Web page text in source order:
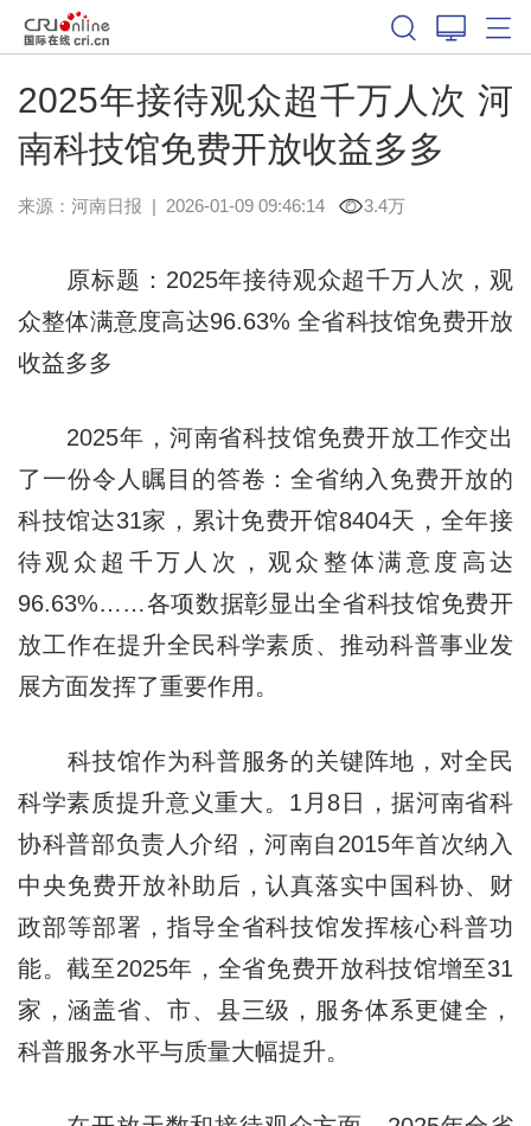
2025年接待观众超千万人次 河
南科技馆免费开放收益多多
来源： 河南日报 | 2026-01-09 09:46:14 3.4万
原标题：2025年接待观众超千万人次，观
众整体满意度高达96.63% 全省科技馆免费开放
收益多多
2025年，河南省科技馆免费开放工作交出
了一份令人瞩目的答卷：全省纳入免费开放的
科技馆达31家，累计免费开馆8404天，全年接
待观众超千万人次，观众整体满意度高达
96.63%……各项数据彰显出全省科技馆免费开
放工作在提升全民科学素质、推动科普事业发
展方面发挥了重要作用。
科技馆作为科普服务的关键阵地，对全民
科学素质提升意义重大。1月8日，据河南省科
协科普部负责人介绍，河南自2015年首次纳入
中央免费开放补助后，认真落实中国科协、财
政部等部署，指导全省科技馆发挥核心科普功
能。截至2025年，全省免费开放科技馆增至31
家，涵盖省、市、县三级，服务体系更健全，
科普服务水平与质量大幅提升。